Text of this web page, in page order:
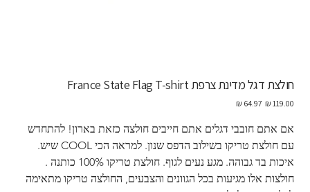
חולצת דגל מדינת צרפת France State Flag T-shirt
מחיר
מחיר
‏64.97 ‏₪
אם אתם חובבי דגלים אתם חייבים חולצה כזאת בארון! להתחדש
עם חולצת טריקו בשילוב הדפס שנון. למראה הכי COOL שיש.
איכות בד גבוהה. מגע נעים לגוף. חולצת טריקו 100% כותנה .
חולצות אלו מגיעות בכל הגוונים והצבעים, החולצה טריקו מתאימה